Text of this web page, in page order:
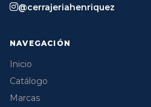
@cerrajeriahenriquez
NAVEGACIÓN
Inicio
Catálogo
Marcas